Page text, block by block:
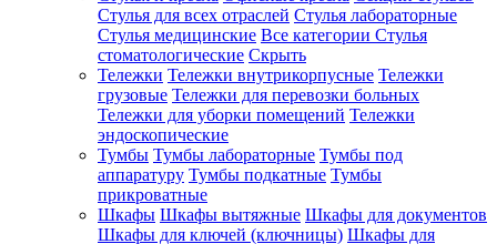
Стулья для всех отраслей Стулья лабораторные
Стулья медицинские Все категории Стулья
стоматологические Скрыть
Тележки Тележки внутрикорпусные Тележки
грузовые Тележки для перевозки больных
Тележки для уборки помещений Тележки
эндоскопические
Тумбы Тумбы лабораторные Тумбы под
аппаратуру Тумбы подкатные Тумбы
прикроватные
Шкафы Шкафы вытяжные Шкафы для документов
Шкафы для ключей (ключницы) Шкафы для